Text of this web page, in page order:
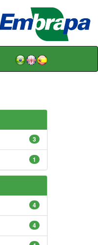
3
1
4
4